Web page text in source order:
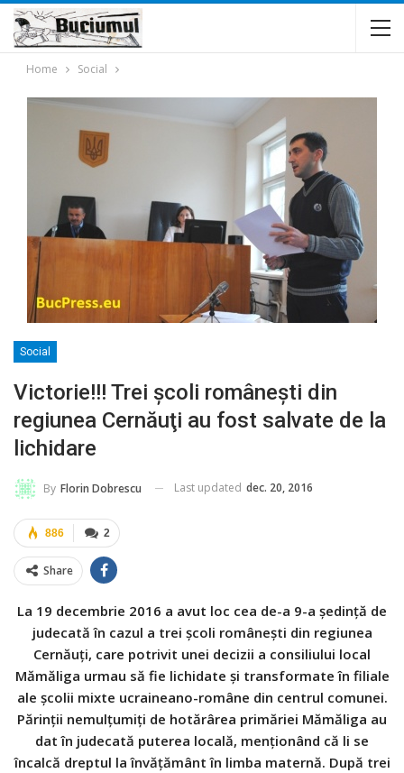
Home Social
Social
Victorie!!! Trei şcoli româneşti din
regiunea Cernăuţi au fost salvate de la
lichidare
By Florin Dobrescu Last updated dec. 20, 2016
2
886
Share
La 19 decembrie 2016 a avut loc cea de-a 9-a şedinţă de
judecată în cazul a trei şcoli româneşti din regiunea
Cernăuţi, care potrivit unei decizii a consiliului local
Mămăliga urmau să fie lichidate şi transformate în filiale
ale şcolii mixte ucraineano-române din centrul comunei.
Părinţii nemulţumiţi de hotărârea primăriei Mămăliga au
dat în judecată puterea locală, menţionând că li se
încalcă dreptul la învăţământ în limba maternă. După trei